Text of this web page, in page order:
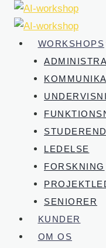
Fortsæt
indhold
WORKSHOPS
LEDELSE
FORSKNING
SENIORER
KUNDER
OM OS